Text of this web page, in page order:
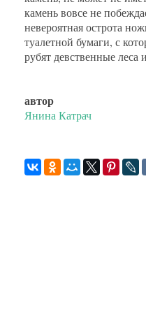
камень вовсе не
невероятная острота
туалетной бумаги, с
рубят девственные
автор
Янина Катрач